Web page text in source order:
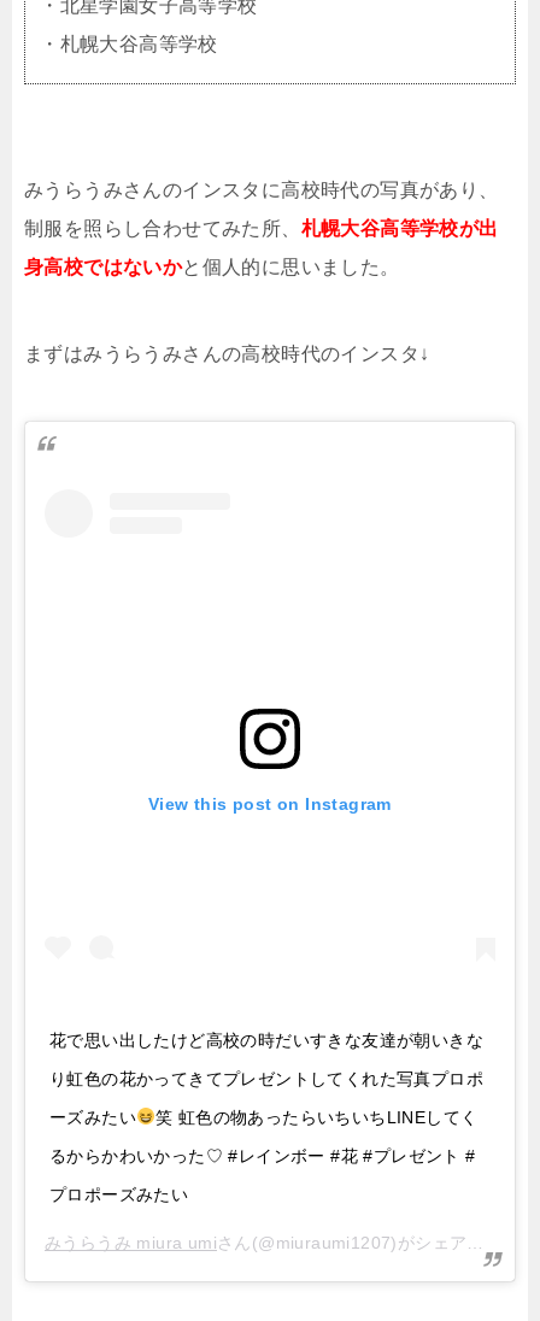
・北星学園女子高等学校
・札幌大谷高等学校
みうらうみさんのインスタに高校時代の写真があり、
制服を照らし合わせてみた所、 札幌大谷高等学校が出
身高校ではないかと個人的に思いました。
まずはみうらうみさんの高校時代のインスタ↓
View this post on Instagram
花で思い出したけど高校の時だいすきな友達が朝いきな
り虹色の花かってきてプレゼントしてくれた写真プロポ
ーズみたい
笑 虹色の物あったらいちいちLINEしてく
るからかわいかった♡ #レインボー #花 #プレゼント #
プロポーズみたい
みうらうみ miura umiさん(@miuraumi1207)がシェアした投稿 –